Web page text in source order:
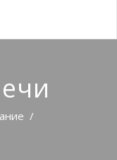
/